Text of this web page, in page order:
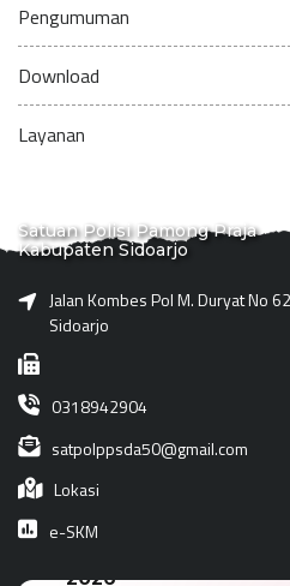
Pengumuman
Download
Layanan
Satuan Polisi Pamong Praja
Kabupaten Sidoarjo
Jalan Kombes Pol M. Duryat No
Sidoarjo
0318942904
satpolppsda50@gmail.com
Lokasi
e-SKM